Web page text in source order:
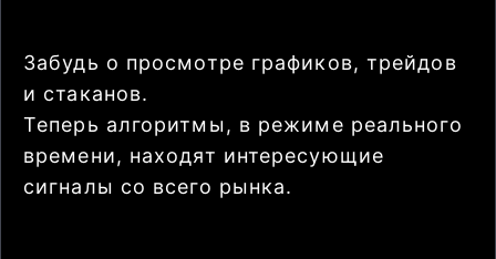
Забудь о просмотре графиков, трейдов
и стаканов.
Теперь алгоритмы, в режиме реального
времени, находят интересующие
сигналы со всего рынка.